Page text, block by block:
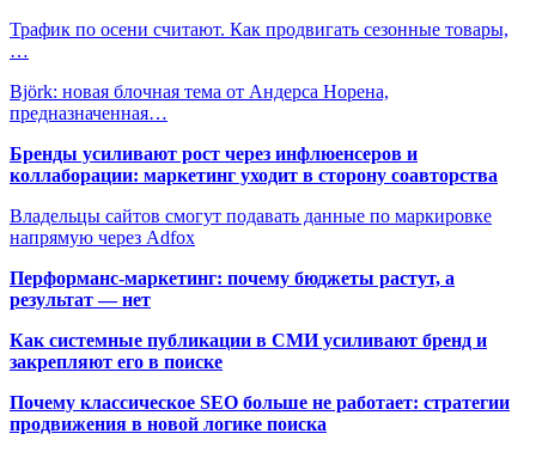
Трафик по осени считают. Как продвигать сезонные товары,
…
Björk: новая блочная тема от Андерса Норена,
предназначенная…
Бренды усиливают рост через инфлюенсеров и
коллаборации: маркетинг уходит в сторону соавторства
Владельцы сайтов смогут подавать данные по маркировке
напрямую через Adfox
Перформанс-маркетинг: почему бюджеты растут, а
результат — нет
Как системные публикации в СМИ усиливают бренд и
закрепляют его в поиске
Почему классическое SEO больше не работает: стратегии
продвижения в новой логике поиска